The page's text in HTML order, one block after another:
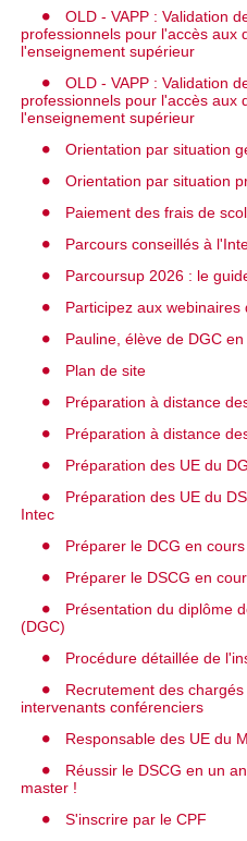
OLD - VAPP : Validation
professionnels pour l'accès aux
l'enseignement supérieur
OLD - VAPP : Validation
professionnels pour l'accès aux
l'enseignement supérieur
Orientation par situation
Orientation par situation
Paiement des frais de
Parcours conseillés à
Parcoursup 2026 : le
Participez aux webinaires
Pauline, élève de DGC
Plan de site
Préparation à distance
Préparation à distance
Préparation des UE du
Préparation des UE du
Intec
Préparer le DCG en
Préparer le DSCG en
Présentation du diplôme
(DGC)
Procédure détaillée de
Recrutement des
intervenants conférenciers
Responsable des UE du
Réussir le DSCG en un
master !
S'inscrire par le CPF